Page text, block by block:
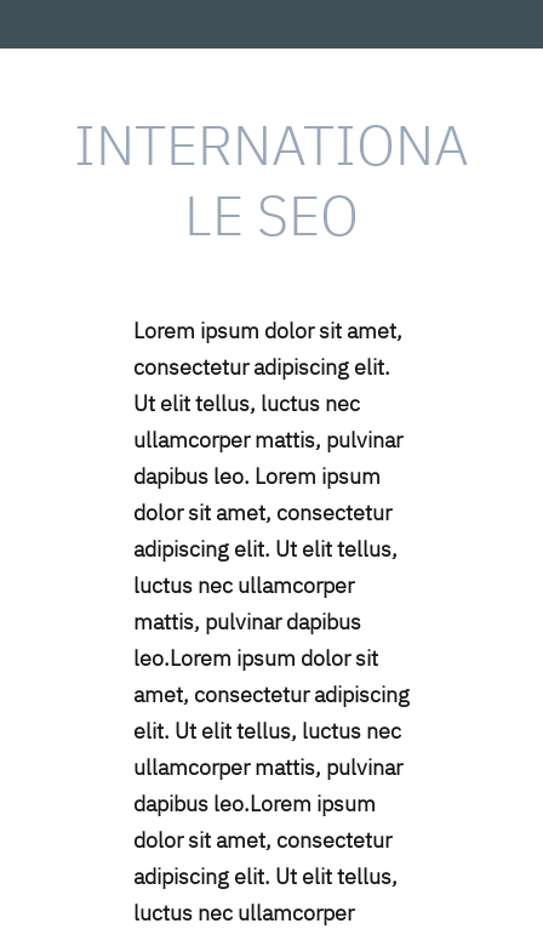
INTERNATIONA
LE SEO
Lorem ipsum dolor sit amet,
consectetur adipiscing elit.
Ut elit tellus, luctus nec
ullamcorper mattis, pulvinar
dapibus leo. Lorem ipsum
dolor sit amet, consectetur
adipiscing elit. Ut elit tellus,
luctus nec ullamcorper
mattis, pulvinar dapibus
leo.Lorem ipsum dolor sit
amet, consectetur adipiscing
elit. Ut elit tellus, luctus nec
ullamcorper mattis, pulvinar
dapibus leo.Lorem ipsum
dolor sit amet, consectetur
adipiscing elit. Ut elit tellus,
luctus nec ullamcorper